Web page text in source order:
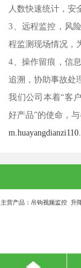
人数快速统计，安
3、远程监控，风
程监测现场情况，
4、操作留痕，信
追溯，协助事故处
我们公司本着“客
好产品”的使命，
主营产品：吊钩视频监控